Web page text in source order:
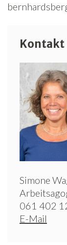
Kontakt
Simone
061 402
E-Mail